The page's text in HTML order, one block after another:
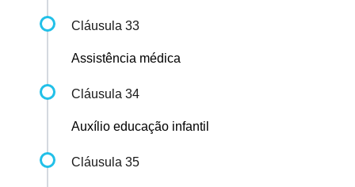
Cláusula 33
Assistência médica
Cláusula 34
Auxílio educação infantil
Cláusula 35